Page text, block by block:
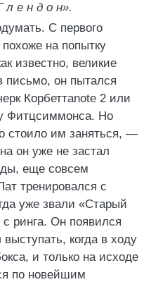
е н д о н».
С первого
на попытку
известно, великие
он пытался
Корбеттаnote 2 или
Фитцсиммонса. Но
стоило им заняться, —
он уже не застал
еще совсем
тренировался с
уже звали «Старый
ринга. Он появился
когда в ходу
и только на исходе
по новейшим